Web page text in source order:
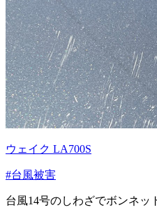
ウェイク LA700S
#台風被害
台風14号のしわざでボンネッ